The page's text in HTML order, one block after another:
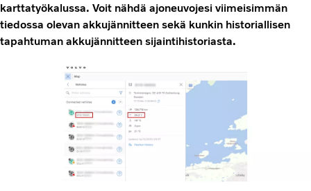
karttatyökalussa. Voit nähdä ajoneuvojesi viimeisimmän
tiedossa olevan akkujännitteen sekä kunkin historiallisen
tapahtuman akkujännitteen sijaintihistoriasta.